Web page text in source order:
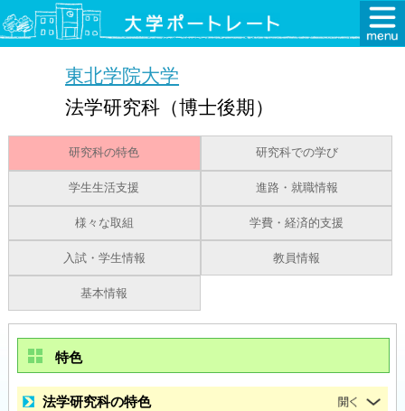
東北学院大学
法学研究科（博士後期）
研究科の特色 研究科での学び
学生生活支援 進路・就職情報
様々な取組 学費・経済的支援
入試・学生情報 教員情報
基本情報
特色
法学研究科の特色